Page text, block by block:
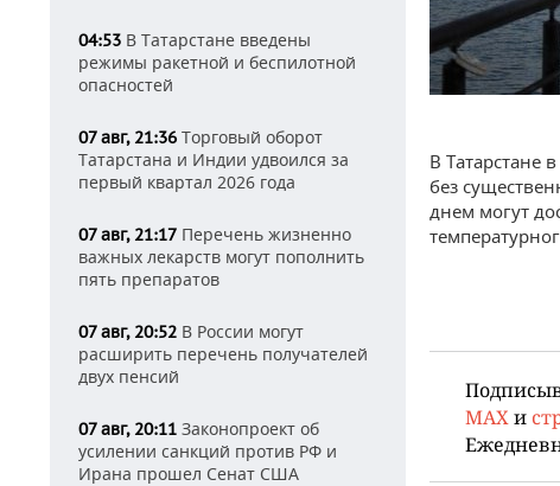
04:53 В Татарстане введены
режимы ракетной и беспилотной
опасностей
07 авг, 21:36 Торговый оборот
Татарстана и Индии удвоился за
первый квартал 2026 года
07 авг, 21:17 Перечень жизненно
важных лекарств могут пополнить
пять препаратов
07 авг, 20:52 В России могут
расширить перечень получателей
двух пенсий
07 авг, 20:11 Законопроект об
усилении санкций против РФ и
Ирана прошел Сенат США
В Татарстане
без
днем могут
MAXи